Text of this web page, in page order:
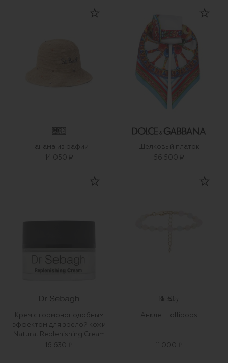
Панама из рафии
14 050 ₽
Шелковый платок
56 500 ₽
Крем с гормоноподобным
эффектом для зрелой кожи
Natural Replenishing Cream
(50ml)
16 630 ₽
Анклет Lollipops
11 000 ₽